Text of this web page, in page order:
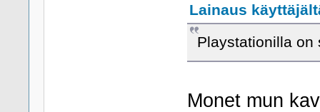
Lainaus
Playstationilla on
Monet mun